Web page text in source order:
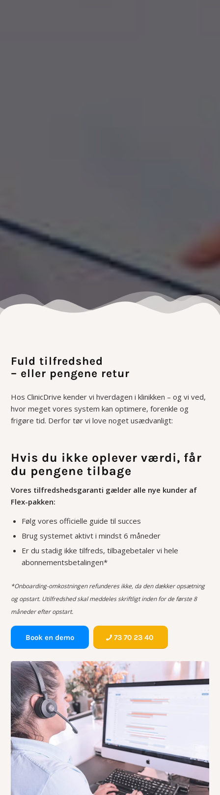
Fuld tilfredshed
– eller pengene retur
Hos ClinicDrive kender vi hverdagen i klinikken – og vi ved,
hvor meget vores system kan optimere, forenkle og
frigøre tid. Derfor tør vi love noget usædvanligt:
Hvis du ikke oplever værdi, får
du pengene tilbage
Vores tilfredshedsgaranti gælder alle nye kunder af
Flex-pakken:
Følg vores officielle guide til succes
Brug systemet aktivt i mindst 6 måneder
Er du stadig ikke tilfreds, tilbagebetaler vi hele
abonnementsbetalingen*
*Onboarding-omkostningen refunderes ikke, da den dækker opsætning
og opstart. Utilfredshed skal meddeles skriftligt inden for de første 8
måneder efter opstart.
Book en demo 73 70 23 40